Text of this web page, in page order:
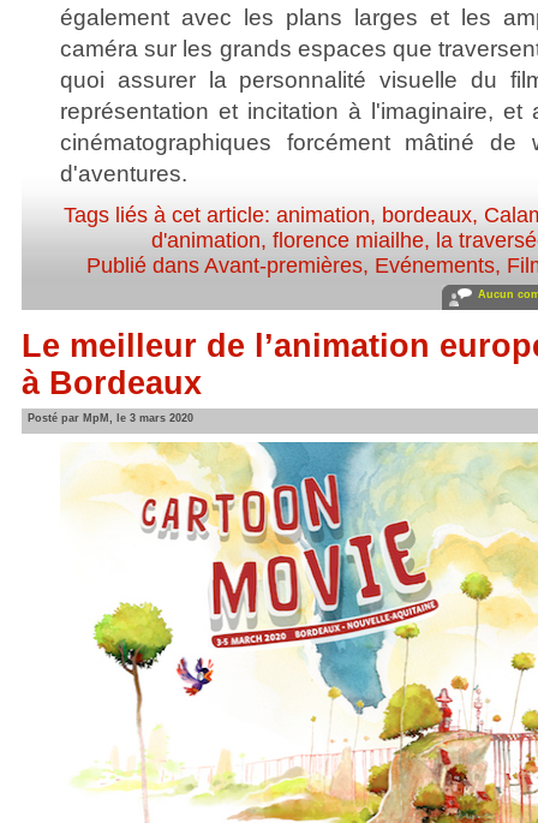
également avec les plans larges et les
caméra sur les grands espaces que
quoi assurer la personnalité visuelle du
représentation et incitation à l'imaginaire, et
cinématographiques forcément mâtiné
d'aventures.
Tags liés à cet article: animation, bordeaux,
d'animation, florence miailhe, la
Publié dansAvant-premières, Evénements,
Aucun
Le meilleur de l’animation
à Bordeaux
Posté par MpM, le 3 mars 2020